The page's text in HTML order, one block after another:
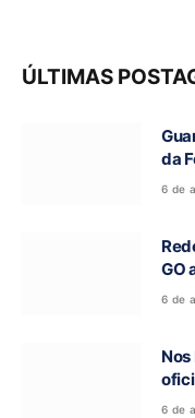
ÚLTIMAS
da
6 de
GO
6 de
6 de